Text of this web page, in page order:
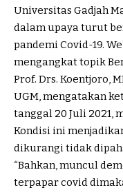
Universitas Gadjah
dalam upaya turut
pandemi Covid-19.
mengangkat topik
Prof. Drs. Koentjoro,
UGM, mengatakan
tanggal 20 Juli 2021,
Kondisi ini
dikurangi tidak
“Bahkan, muncul
terpapar covid